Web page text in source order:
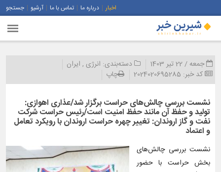
اخبار درباره ما تماس با ما آرشیو جستجو
جمعه / 22 تیر 1403 دسته‌بندی: انرژی , ایران
کد خبر: 2024020695285 چاپ
نشست بررسی چالش‌های حراست برگزار شد/عذاری اهوازی:
تولید و حفظ آن مانند حفظ امنیت است/رئیس حراست شركت
نفت و گاز اروندان: تغییر چهره حراست اروندان با رویكرد تعامل
و اعتماد
نشست بررسی چالش‌های
بخش حراست با حضور